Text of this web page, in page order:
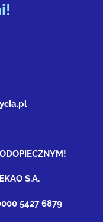
S.A.
5427 6879